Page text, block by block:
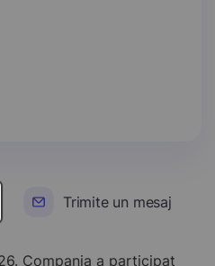
Trimite un mesaj
Compania a participat